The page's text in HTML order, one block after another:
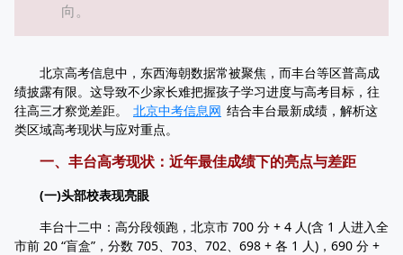
向。
北京高考信息中，东西海朝数据常被聚焦，而丰台等区普高成
绩披露有限。这导致不少家长难把握孩子学习进度与高考目标，往
往高三才察觉差距。
北京中考信息网 结合丰台最新成绩，解析这
类区域高考现状与应对重点。
一、丰台高考现状：近年最佳成绩下的亮点与差距
(一)头部校表现亮眼
丰台十二中：高分段领跑，北京市 700 分 + 4 人(含 1 人进入全
市前 20 “盲盒”，分数 705、703、702、698 + 各 1 人)，690 分 +